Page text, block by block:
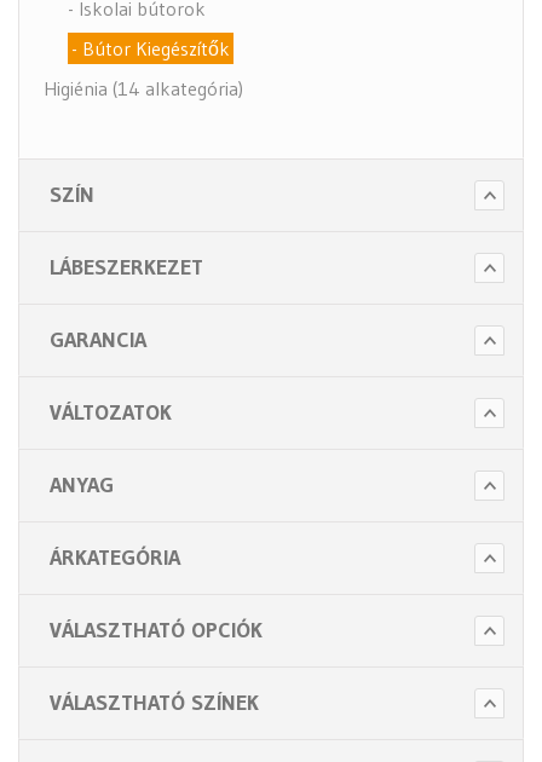
- Iskolai bútorok
- Bútor Kiegészítők
Higiénia (14 alkategória)
SZÍN
LÁBESZERKEZET
GARANCIA
VÁLTOZATOK
ANYAG
ÁRKATEGÓRIA
VÁLASZTHATÓ OPCIÓK
VÁLASZTHATÓ SZÍNEK